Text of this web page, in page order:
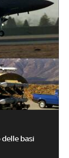
delle basi